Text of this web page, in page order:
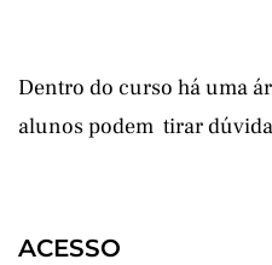
Dentro do curso há uma
alunos podem tirar
ACESSO